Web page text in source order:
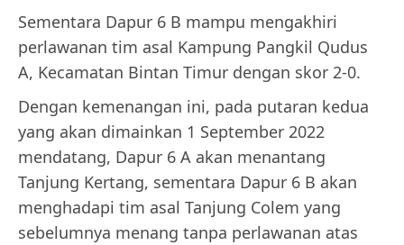
Sementara Dapur 6 B mampu mengakhiri
perlawanan tim asal Kampung Pangkil Qudus
A, Kecamatan Bintan Timur dengan skor 2-0.
Dengan kemenangan ini, pada putaran kedua
yang akan dimainkan 1 September 2022
mendatang, Dapur 6 A akan menantang
Tanjung Kertang, sementara Dapur 6 B akan
menghadapi tim asal Tanjung Colem yang
sebelumnya menang tanpa perlawanan atas